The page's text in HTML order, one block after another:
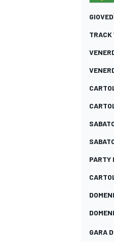
TRACK
PARTY
GARA